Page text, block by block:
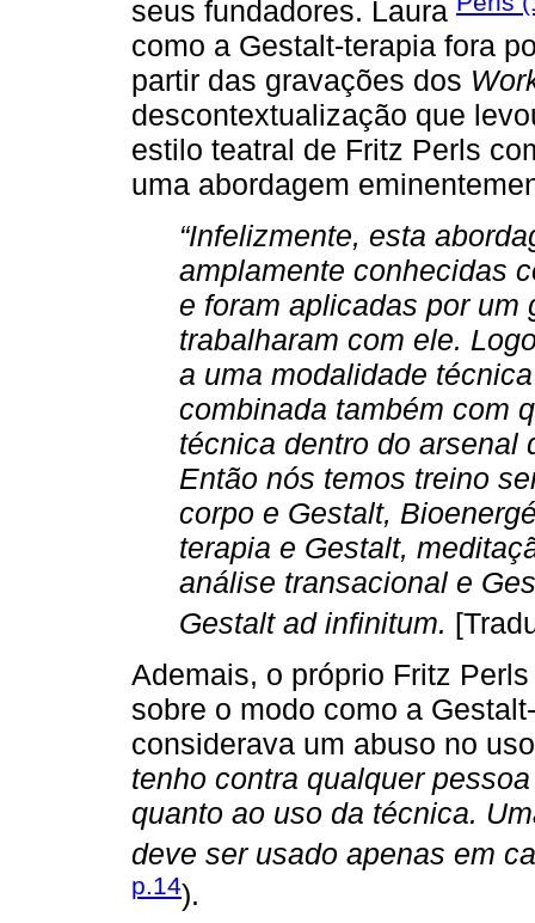
seus fundadores. Laura
como a Gestalt-terapia fora
partir das gravações dos
descontextualização que
estilo teatral de Fritz Perls
uma abordagem
“Infelizmente, esta
amplamente conhecidas
e foram aplicadas por um
trabalharam com ele.
a uma modalidade
combinada também com
técnica dentro do arsenal
Então nós temos treino
corpo e Gestalt,
terapia e Gestalt,
análise transacional e
Gestalt ad infinitum.
Ademais, o próprio Fritz
sobre o modo como a
considerava um abuso no
tenho contra qualquer
quanto ao uso da técnica.
deve ser usado apenas em
p.14).